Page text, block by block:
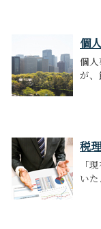
個
個
が
税
「
い